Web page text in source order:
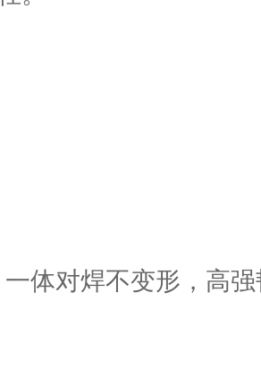
体对焊不变形，高